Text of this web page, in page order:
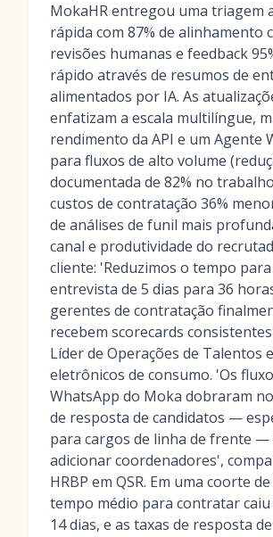
MokaHR entregou uma triagem
rápida com 87% de alinhamento
revisões humanas e feedback
rápido através de resumos de
alimentados por IA. As
enfatizam a escala multilíngue,
rendimento da API e um Agente
para fluxos de alto volume
documentada de 82% no
custos de contratação 36%
de análises de funil mais
canal e produtividade do
cliente: 'Reduzimos o tempo
entrevista de 5 dias para 36
gerentes de contratação
recebem scorecards
Líder de Operações de Talentos
eletrônicos de consumo. 'Os
WhatsApp do Moka dobraram
de resposta de candidatos —
para cargos de linha de frente —
adicionar coordenadores',
HRBP em QSR. Em uma coorte
tempo médio para contratar caiu
14 dias, e as taxas de resposta